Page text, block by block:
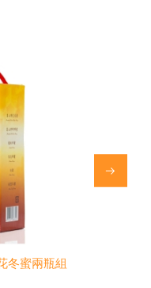
頂級高山野花冬蜜360g隨